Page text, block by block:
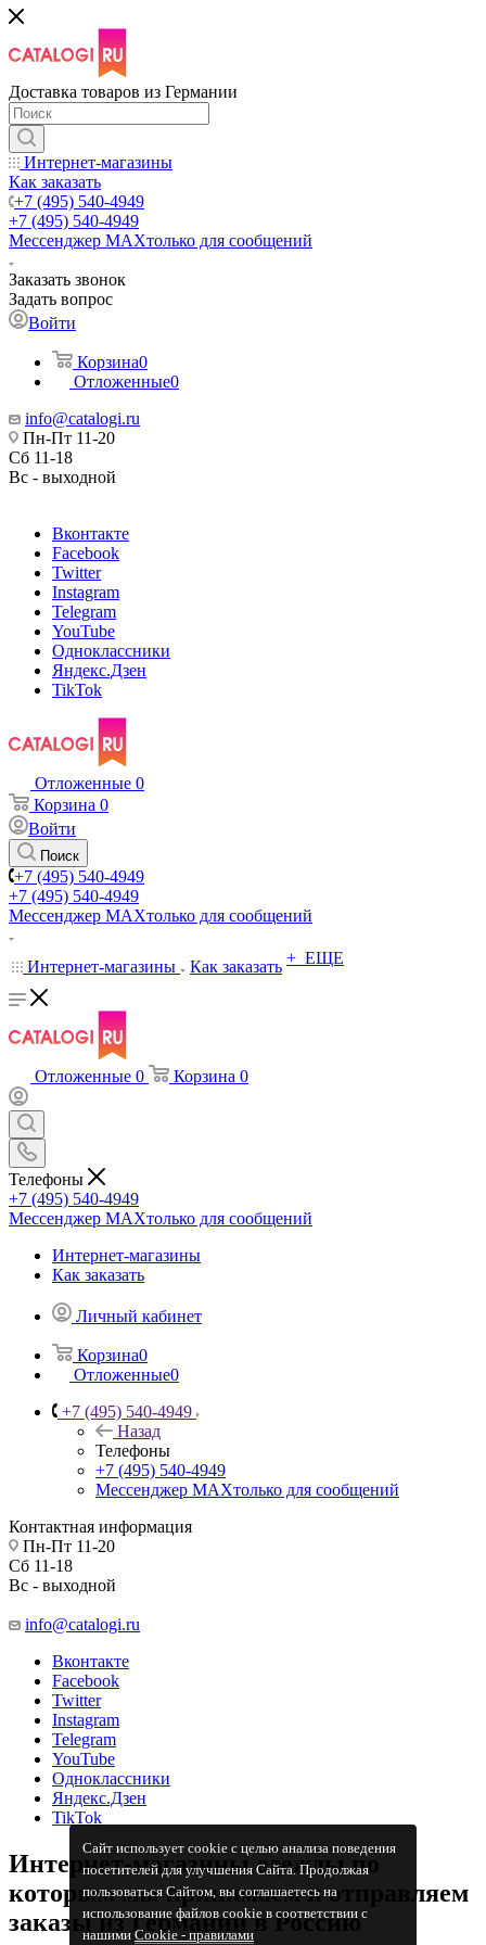
Сайт использует cookie с целью анализа поведения
посетителей для улучшения Сайта. Продолжая
пользоваться Сайтом, вы соглашаетесь на
использование файлов cookie в соответствии с
нашимиCookiе - правилами
Доставка товаров из Германии
Интернет-магазины
Как заказать
+7 (495) 540-4949
+7 (495) 540-4949
Мессенджер МАХтолько для сообщений
Заказать звонок
Задать вопрос
Войти
Корзина0
Отложенные0
info@catalogi.ru
Пн-Пт 11-20
Сб 11-18
Вс - выходной
Вконтакте
Facebook
Twitter
Instagram
Telegram
YouTube
Одноклассники
Яндекс.Дзен
TikTok
Отложенные 0
Корзина 0
Войти
Поиск
+7 (495) 540-4949
+7 (495) 540-4949
Мессенджер МАХтолько для сообщений
Интернет-магазины Как заказать + ЕЩЕ
Отложенные 0 Корзина 0
Телефоны
+7 (495) 540-4949
Мессенджер МАХтолько для сообщений
Интернет-магазины
Как заказать
Личный кабинет
Корзина0
Отложенные0
+7 (495) 540-4949
Назад
Телефоны
+7 (495) 540-4949
Мессенджер МАХтолько для сообщений
Контактная информация
Пн-Пт 11-20
Сб 11-18
Вс - выходной
info@catalogi.ru
Вконтакте
Facebook
Twitter
Instagram
Telegram
YouTube
Одноклассники
Яндекс.Дзен
TikTok
Интернет-магазины одежды по
которым мы принимаем и отправляем
заказы из Германии в Россию